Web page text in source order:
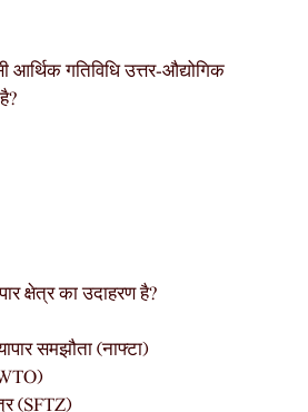
गतिविधि उत्तर-औद्योगिक
क्षेत्र का उदाहरण है?
समझौता (नाफ्टा)
(SFTZ)